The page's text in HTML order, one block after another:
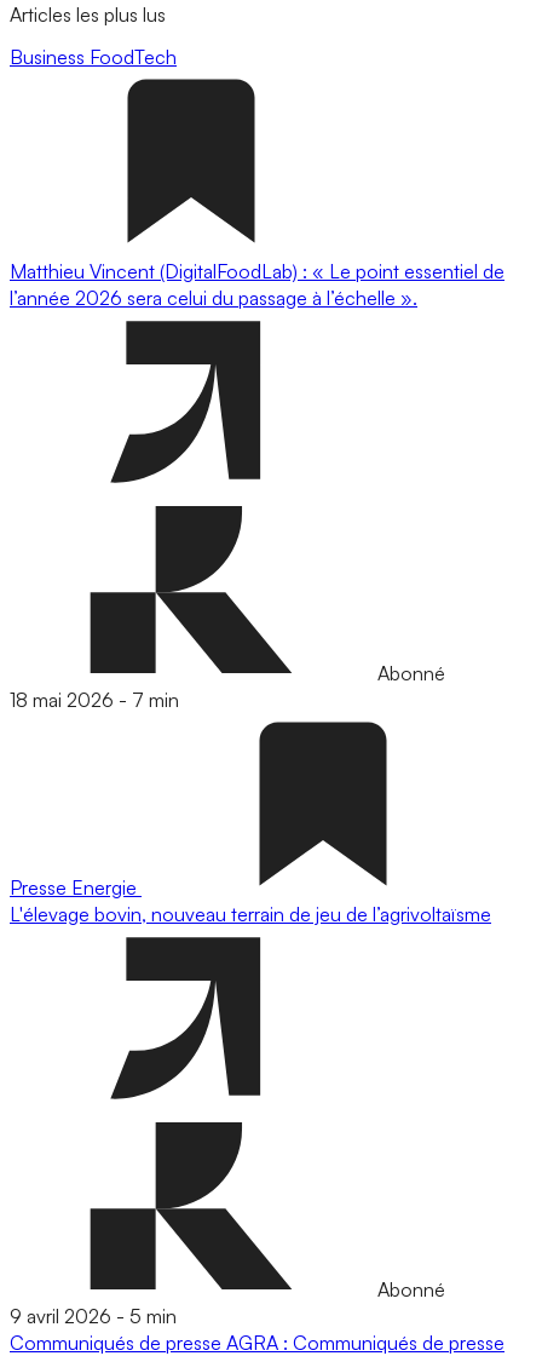
Articles les plus lus
Business FoodTech
Matthieu Vincent (DigitalFoodLab) : « Le point essentiel de
l’année 2026 sera celui du passage à l’échelle ».
Abonné
18 mai 2026 - 7 min
Presse Energie
L'élevage bovin, nouveau terrain de jeu de l’agrivoltaïsme
Abonné
9 avril 2026 - 5 min
Communiqués de presse AGRA : Communiqués de presse